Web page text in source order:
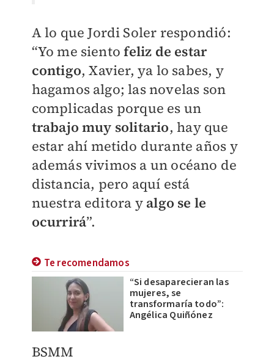
A lo que Jordi Soler respondió:
“Yo me sientofeliz de estar
contigo, Xavier, ya lo sabes, y
hagamos algo; las novelas son
complicadas porque es un
trabajo muy solitario, hay que
estar ahí metido durante años y
además vivimos a un océano de
distancia, pero aquí está
nuestra editora y algo se le
ocurrirá”.
Te recomendamos
“Si desaparecieran las
mujeres, se
transformaría todo”:
Angélica Quiñónez
BSMM